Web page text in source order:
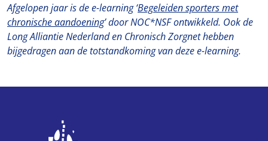
Afgelopen jaar is de e-learning ‘Begeleiden sporters met
chronische aandoening’ door NOC*NSF ontwikkeld. Ook de
Long Alliantie Nederland en Chronisch Zorgnet hebben
bijgedragen aan de totstandkoming van deze e-learning.